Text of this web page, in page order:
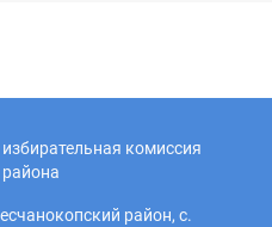
комиссия
район, с.